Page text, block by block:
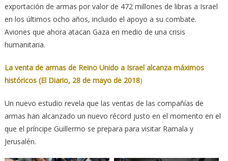
exportación de armas por valor de 472 millones de libras a Israel
en los últimos ocho años, incluido el apoyo a su combate.
Aviones que ahora atacan Gaza en medio de una crisis
humanitaria.
La venta de armas de Reino Unido a Israel alcanza máximos
históricos (El Diario, 28 de mayo de 2018)
Un nuevo estudio revela que las ventas de las compañías de
armas han alcanzado un nuevo récord justo en el momento en el
que el príncipe Guillermo se prepara para visitar Ramala y
Jerusalén.